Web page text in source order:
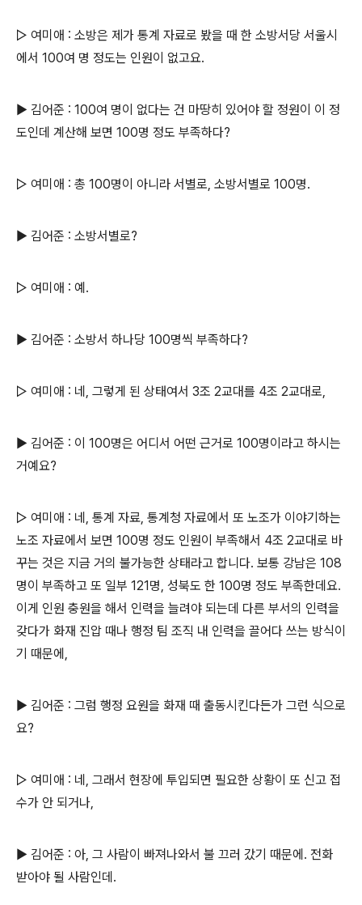
▷ 여미애 : 소방은 제가 통계 자료로 봤을 때 한 소방서당 서울시
에서 100여 명 정도는 인원이 없고요.
▶ 김어준 : 100여 명이 없다는 건 마땅히 있어야 할 정원이 이 정
도인데 계산해 보면 100명 정도 부족하다?
▷ 여미애 : 총 100명이 아니라 서별로, 소방서별로 100명.
▶ 김어준 : 소방서별로?
▷ 여미애 : 예.
▶ 김어준 : 소방서 하나당 100명씩 부족하다?
▷ 여미애 : 네, 그렇게 된 상태여서 3조 2교대를 4조 2교대로,
▶ 김어준 : 이 100명은 어디서 어떤 근거로 100명이라고 하시는
거예요?
▷ 여미애 : 네, 통계 자료, 통계청 자료에서 또 노조가 이야기하는
노조 자료에서 보면 100명 정도 인원이 부족해서 4조 2교대로 바
꾸는 것은 지금 거의 불가능한 상태라고 합니다. 보통 강남은 108
명이 부족하고 또 일부 121명, 성북도 한 100명 정도 부족한데요.
이게 인원 충원을 해서 인력을 늘려야 되는데 다른 부서의 인력을
갖다가 화재 진압 때나 행정 팀 조직 내 인력을 끌어다 쓰는 방식이
기 때문에,
▶ 김어준 : 그럼 행정 요원을 화재 때 출동시킨다든가 그런 식으로
요?
▷ 여미애 : 네, 그래서 현장에 투입되면 필요한 상황이 또 신고 접
수가 안 되거나,
▶ 김어준 : 아, 그 사람이 빠져나와서 불 끄러 갔기 때문에. 전화
받아야 될 사람인데.